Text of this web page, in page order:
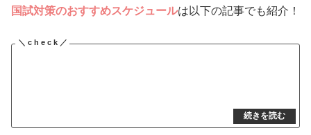
国試対策のおすすめスケジュールは以下の記事でも紹介！